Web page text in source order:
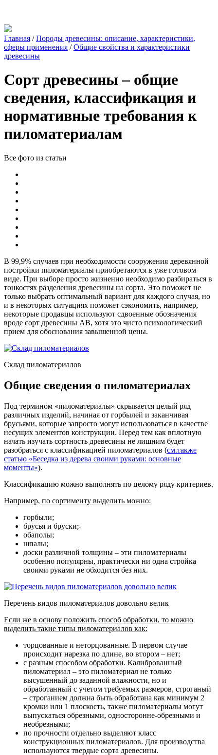
Главная /Породы древесины: описание, характеристики,
сферы применения /Общие свойства и характеристики
древесины
Сорт древесины – общие
сведения, классификация и
нормативные требования к
пиломатериалам
Все фото из статьи
В 99,9% случаев при необходимости сооружения деревянной
постройки пиломатериалы приобретаются в уже готовом
виде. При выборе просто жизненно необходимо разбираться в
тонкостях разделения древесины на сорта. Это поможет не
только выбрать оптимальный вариант для каждого случая, но
и в некоторых ситуациях поможет сэкономить, например,
некоторые продавцы используют сдвоенные обозначения
вроде сорт древесины АВ, хотя это чисто психологический
прием для обоснования завышенной цены.
Склад пиломатериалов
Общие сведения о пиломатериалах
Под термином «пиломатериалы» скрывается целый ряд
различных изделий, начиная от горбылей и заканчивая
брусьями, которые запросто могут использоваться в качестве
несущих элементов конструкции. Перед тем как вплотную
начать изучать сортность древесины не лишним будет
разобраться с классификацией пиломатериалов (см.также
статью «Беседка из дерева своими руками: основные
моменты»).
Классификацию можно выполнять по целому ряду критериев.
Например, по сортименту выделить можно:
горбыли;
брусья и бруски;-
обаполы;
шпалы;
доски различной толщины – эти пиломатериалы
особенно популярны, практически ни одна стройка
своими руками не обходится без них.
Перечень видов пиломатериалов довольно велик
Если же в основу положить способ обработки, то можно
выделить такие типы пиломатериалов как:
торцованные и неторцованные. В первом случае
происходит нарезка по длине, во втором – нет;
с разным способом обработки. Калиброванный
пиломатериал – это пиломатериал не только
высушенный до заданной влажности, но и
обработанный с учетом требуемых размеров, строганый
– строганием должна быть обработана как минимум 2
кромки или 1 плоскость, также пиломатериалы могут
выпускаться обрезными, односторонне-обрезными и
необрезными;
по прочности отдельно выделяют класс
конструкционных пиломатериалов. Для производства
используются твердые сорта древесины.